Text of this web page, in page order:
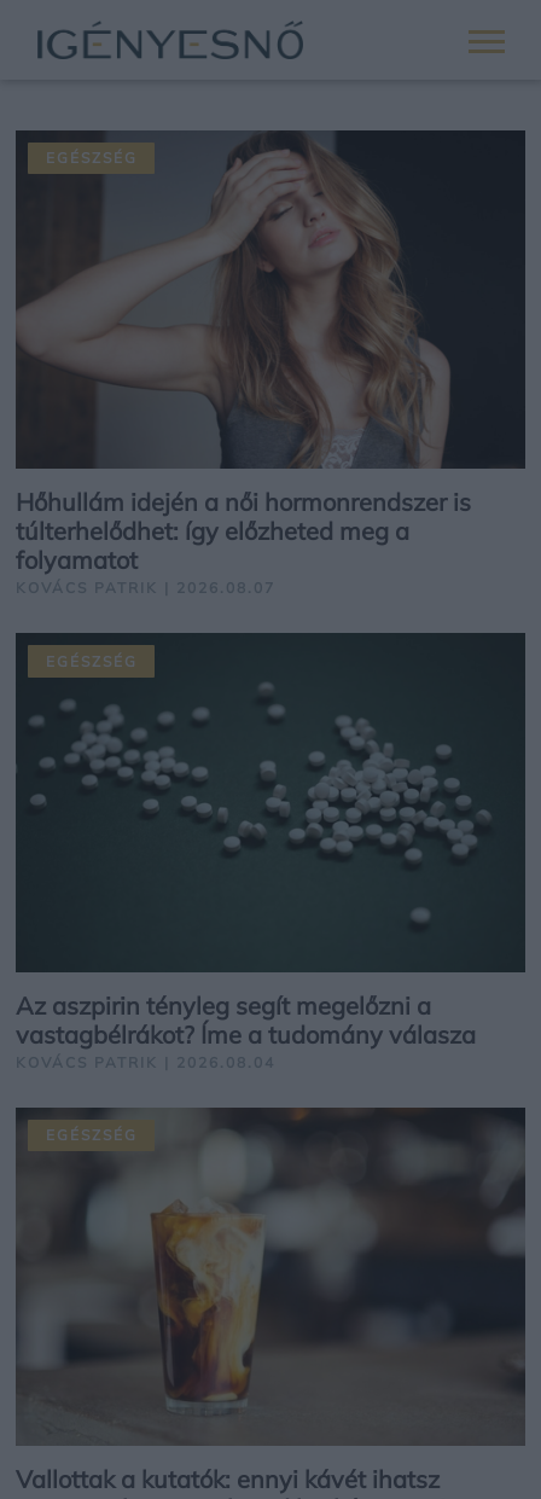
Hőhullám idején a női hormonrendszer is
túlterhelődhet: így előzheted meg a
folyamatot
KOVÁCS PATRIK | 2026.08.07
EGÉSZSÉG
Az aszpirin tényleg segít megelőzni a
vastagbélrákot? Íme a tudomány válasza
KOVÁCS PATRIK | 2026.08.04
EGÉSZSÉG
Vallottak a kutatók: ennyi kávét ihatsz
EGÉSZSÉG